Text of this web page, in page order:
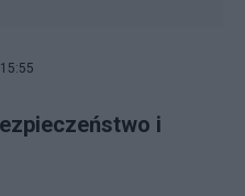
i